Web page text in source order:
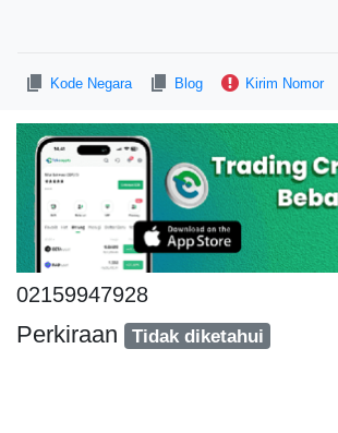
Kode Negara Blog Kirim Nomor
02159947928
Perkiraan Tidak diketahui